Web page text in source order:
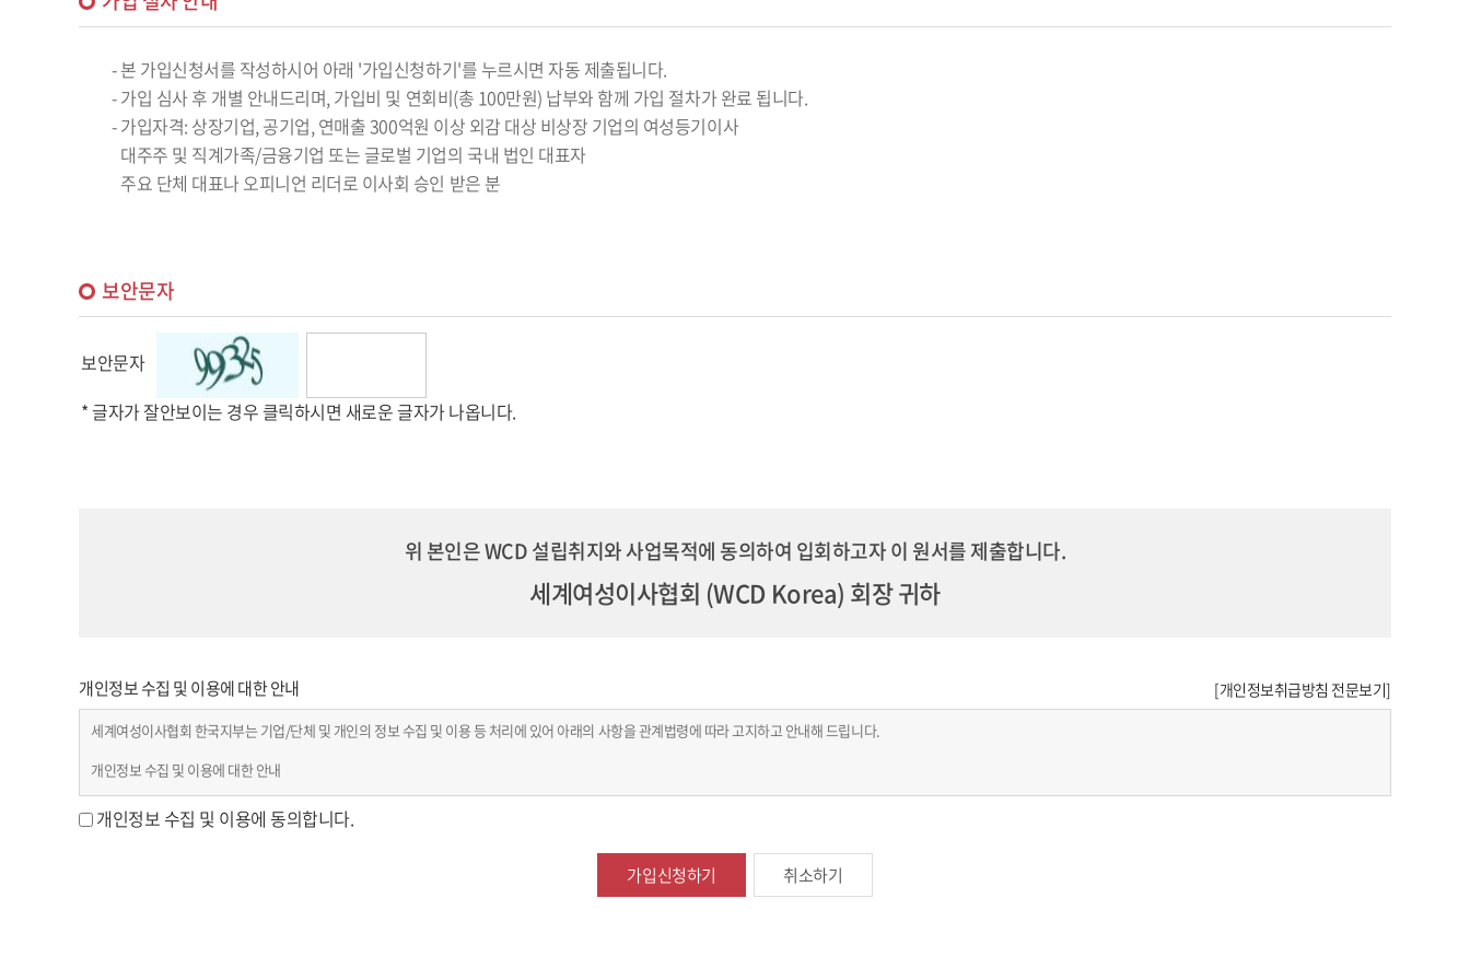
- 본 가입신청서를 작성하시어 아래 '가입신청하기'를 누르시면 자동 제출됩니다.
- 가입 심사 후 개별 안내드리며, 가입비 및 연회비(총 100만원) 납부와 함께 가입 절차가 완료 됩니다.
- 가입자격: 상장기업, 공기업, 연매출 300억원 이상 외감 대상 비상장 기업의 여성등기이사
대주주 및 직계가족/금융기업 또는 글로벌 기업의 국내 법인 대표자
주요 단체 대표나 오피니언 리더로 이사회 승인 받은 분
보안문자
보안문자
* 글자가 잘안보이는 경우 클릭하시면 새로운 글자가 나옵니다.
위 본인은 WCD 설립취지와 사업목적에 동의하여 입회하고자 이 원서를 제출합니다.
세계여성이사협회 (WCD Korea) 회장 귀하
[개인정보취급방침 전문보기]
개인정보 수집 및 이용에 대한 안내
세계여성이사협회 한국지부는 기업/단체 및 개인의 정보 수집 및 이용 등 처리에 있어 아래의 사항을 관계법령에 따라 고지하고 안내해 드립니다.
개인정보 수집 및 이용에 대한 안내
*개인정보 수집 및 이용 내역
1. 수집 항목: 성명, 소속, 직위 이메일주소, 휴대전화 번호
개인정보 수집 및 이용에 동의합니다.